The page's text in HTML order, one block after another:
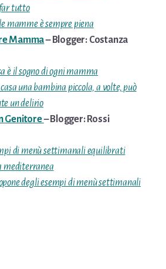
tutto
mamme è sempre piena
Mamma– Blogger: Costanza
è il sogno di ogni mamma
una bambina piccola, a volte, può
un delirio
Genitore– Blogger: Rossi
di menù settimanali equilibrati
mediterranea
degli esempi di menù settimanali